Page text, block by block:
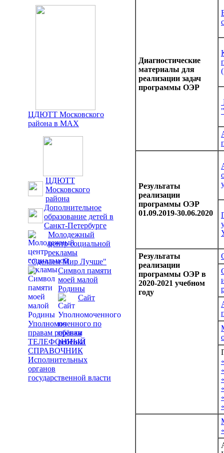
ЦДЮТТ Московского
района в MAX
ЦДЮТТ
Московского
района
Дополнительное
образование детей в
Санкт-Петербурге
Молодежный
центр социальной
рекламы
"Сделаем Мир Лучше"
Символ памяти
моей малой
Родины
Сайт
Уполномоченного по
правам ребёнка
ТЕЛЕФОННЫЙ
СПРАВОЧНИК
Исполнительных
органов
государственной власти
Диагностические
материалы для
реализации задач
программы ОЭР
Результаты
реализации
программы ОЭР
01.09.2019-30.06.2020
Результаты
реализации
программы ОЭР в
2020-2021 учебном
году